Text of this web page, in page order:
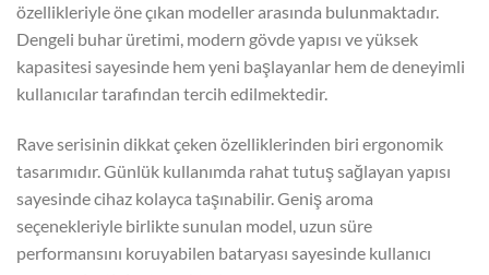
özellikleriyle öne çıkan modeller arasında bulunmaktadır.
Dengeli buhar üretimi, modern gövde yapısı ve yüksek
kapasitesi sayesinde hem yeni başlayanlar hem de deneyimli
kullanıcılar tarafından tercih edilmektedir.
Rave serisinin dikkat çeken özelliklerinden biri ergonomik
tasarımıdır. Günlük kullanımda rahat tutuş sağlayan yapısı
sayesinde cihaz kolayca taşınabilir. Geniş aroma
seçenekleriyle birlikte sunulan model, uzun süre
performansını koruyabilen bataryası sayesinde kullanıcı